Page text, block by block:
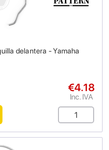
delantera - Yamaha
€4.18
Inc. IVA